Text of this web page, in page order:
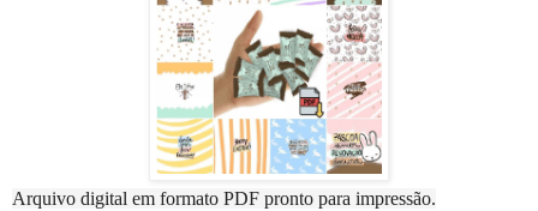
Arquivo digital em formato PDF pronto para impressão.